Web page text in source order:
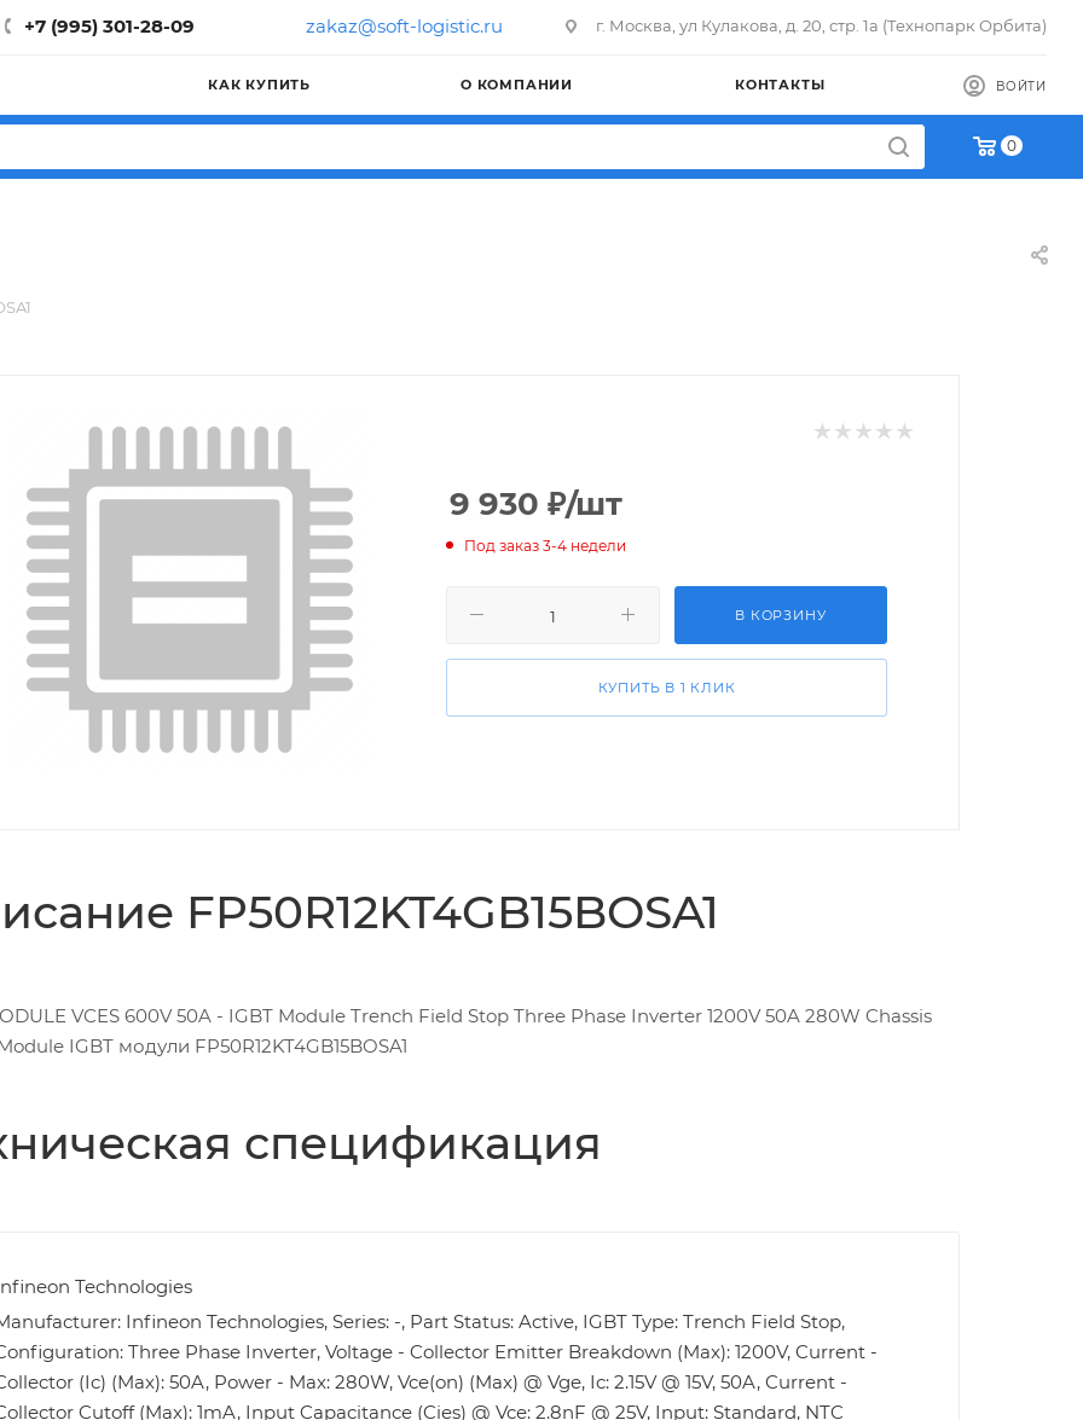
+7 (995) 301-28-09 zakaz@soft-logistic.ru г. Москва, ул Кулакова, д. 20, стр. 1а (Технопарк Орбита)
КАК КУПИТЬ О КОМПАНИИ КОНТАКТЫ ВОЙТИ
0
9 930 ₽/шт
Под заказ 3-4 недели
В КОРЗИНУ
КУПИТЬ В 1 КЛИК
FP50R12KT4GB15BOSA1
VCES 600V 50A - IGBT Module Trench Field Stop Three Phase Inverter 1200V 50A 280W Chassis
IGBT модули FP50R12KT4GB15BOSA1
спецификация
Technologies
Infineon Technologies, Series: -, Part Status: Active, IGBT Type: Trench Field Stop,
Three Phase Inverter, Voltage - Collector Emitter Breakdown (Max): 1200V, Current -
(Ic) (Max): 50A, Power - Max: 280W, Vce(on) (Max) @ Vge, Ic: 2.15V @ 15V, 50A, Current -
Cutoff (Max): 1mA, Input Capacitance (Cies) @ Vce: 2.8nF @ 25V, Input: Standard, NTC